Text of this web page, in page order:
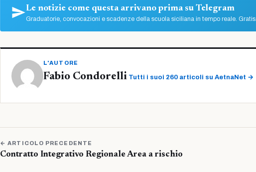
Le notizie come questa arrivano prima su Telegram
Graduatorie, convocazioni e scadenze della scuola siciliana in tempo reale. Gratis.
L'AUTORE
Fabio Condorelli Tutti i suoi 260 articoli su AetnaNet →
← ARTICOLO PRECEDENTE
Contratto Integrativo Regionale Area a rischio